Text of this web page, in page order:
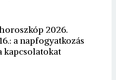
2026.
a napfogyatkozás
kapcsolatokat